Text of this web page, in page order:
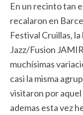
En un recinto tan
recalaron en
Festival Cruillas,
Jazz/Fusion
muchísimas
casi la misma
visitaron por aquel
ademas esta vez